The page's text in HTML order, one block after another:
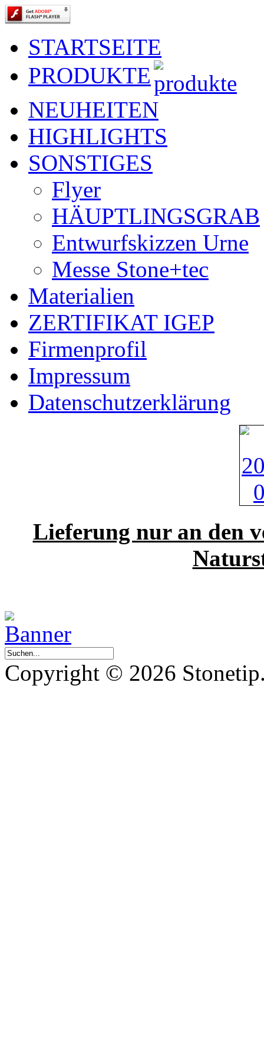
STARTSEITE
PRODUKTE
NEUHEITEN
HIGHLIGHTS
SONSTIGES
Flyer
HÄUPTLINGSGRAB
Entwurfskizzen Urne
Messe Stone+tec
Materialien
ZERTIFIKAT IGEP
Firmenprofil
Impressum
Datenschutzerklärung
Lieferung nur an den
Copyright © 2026